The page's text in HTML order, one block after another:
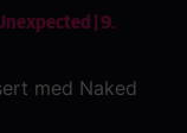
| 9.
med Naked